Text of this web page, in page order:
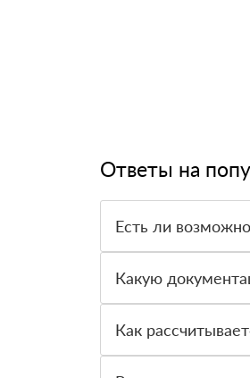
Ответы на
Есть ли
вправе от него
Какую
Как